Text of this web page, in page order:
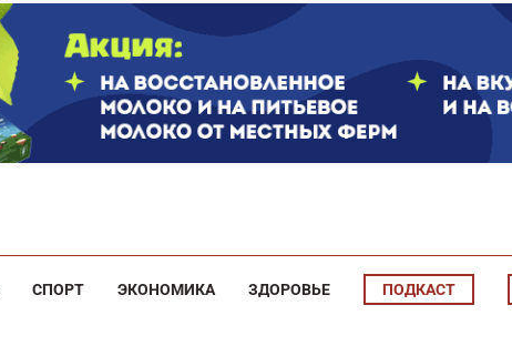
СПОРТ ЭКОНОМИКА ЗДОРОВЬЕ ПОДКАСТ